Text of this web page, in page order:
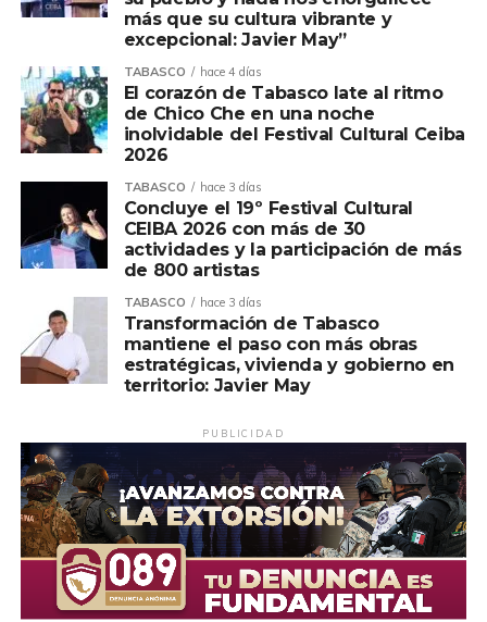
oncológica, logrando con ello disminuir la mortalidad por
Para ello, por indicaciones del gobernador del Estado,
Javier May Rodríguez, y el secretario de Salud, Alejandro
Calderón Alipi, el acceso a todos los servicios debe ser
desde el territorio, a través de la puesta en marcha de la
Unidad Móvil de Mastografía que visita las villas,
poblados, rancherías, ejidos e incluso las comunidades
ribereñas a través de las Caravanas Terrestres y
Acuáticas, las Jornadas de Atención al Pueblo, así como
coordinación con Petróleos Mexicanos.
La mastografía es el estudio radiográfico mediante el uso
de equipo especializado llamado mastógrafo, que se
detectar el cáncer en sus etapas iniciales, cuando aún no
es palpable por el personal de salud.
De acuerdo con la Organización Mundial de la Salud, de
cada 100 mastografías con resultado anormal, 40
resultan positivas a cáncer. Cabe señalar que el cáncer
de mama no puede prevenirse; la detección oportuna es
más que su cultura vibrante y
excepcional: Javier May”
TABASCO hace 4 días
El corazón de Tabasco late al ritmo
de Chico Che en una noche
inolvidable del Festival Cultural Ceiba
2026
TABASCO hace 3 días
Concluye el 19º Festival Cultural
CEIBA 2026 con más de 30
actividades y la participación de más
de 800 artistas
TABASCO hace 3 días
Transformación de Tabasco
mantiene el paso con más obras
estratégicas, vivienda y gobierno en
territorio: Javier May
PUBLICIDAD